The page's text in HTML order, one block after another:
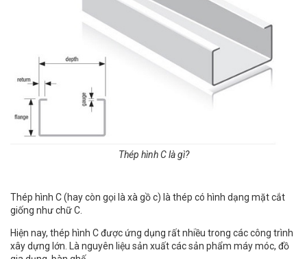
Thép hình C là gì?
Thép hình C (hay còn gọi là xà gồ c) là thép có hình dạng mặt cắt
giống như chữ C.
Hiện nay, thép hình C được ứng dụng rất nhiều trong các công trình
xây dựng lớn. Là nguyên liệu sản xuất các sản phẩm máy móc, đồ